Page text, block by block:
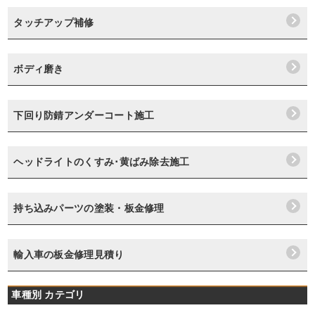
タッチアップ補修
ボディ磨き
下回り防錆アンダーコート施工
ヘッドライトのくすみ･黄ばみ除去施工
持ち込みパーツの塗装・板金修理
輸入車の板金修理見積り
車種別 カテゴリ